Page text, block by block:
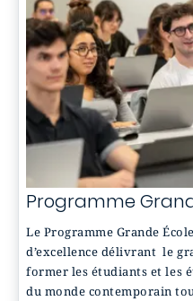
Programme
Le Programme Grande
d’excellence délivrant le
former les étudiants et les
du monde contemporain